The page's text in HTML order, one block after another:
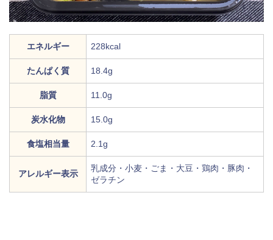
エネルギー 228kcal
たんぱく質 18.4g
脂質 11.0g
炭水化物 15.0g
食塩相当量 2.1g
アレルギー表示
乳成分・小麦・ごま・大豆・鶏肉・豚肉・
ゼラチン